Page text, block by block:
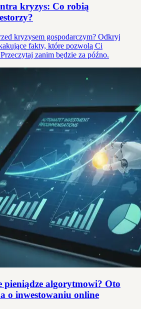
kryzys: Co robią
kryzysem gospodarczym? Odkryj
fakty, które pozwolą Ci
zanim będzie za późno.
pieniądze algorytmowi? Oto
o inwestowaniu online